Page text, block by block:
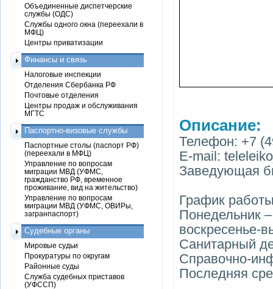
Описание:
Телефон: +7
E-mail:
Заведующая
График
Понедельник
воскресенье-
Cанитарный
Справочно-
Последняя
Объединенные диспетчерские
службы (ОДС)
Службы одного окна (переехали в
МФЦ)
Центры приватизации
Финансы и связь
Налоговые инспекции
Отделения Сбербанка РФ
Почтовые отделения
Центры продаж и обслуживания
МГТС
Паспортно-визовые службы
Паспортные столы (паспорт РФ)
(переехали в МФЦ)
Управление по вопросам
миграции МВД (УФМС,
гражданство РФ, временное
проживание, вид на жительство)
Управление по вопросам
миграции МВД (УФМС, ОВИРы,
загранпаспорт)
Судебные органы
Мировые судьи
Прокуратуры по округам
Районные суды
Служба судебных приставов
(УФССП)